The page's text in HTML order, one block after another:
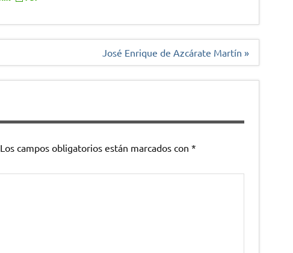
José Enrique de Azcárate Martín »
Los campos obligatorios están marcados con *